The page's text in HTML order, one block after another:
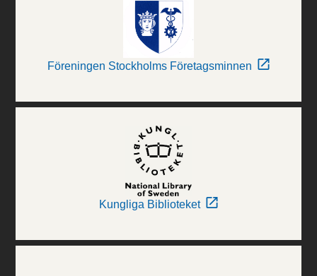
Föreningen Stockholms Företagsminnen
Kungliga Biblioteket